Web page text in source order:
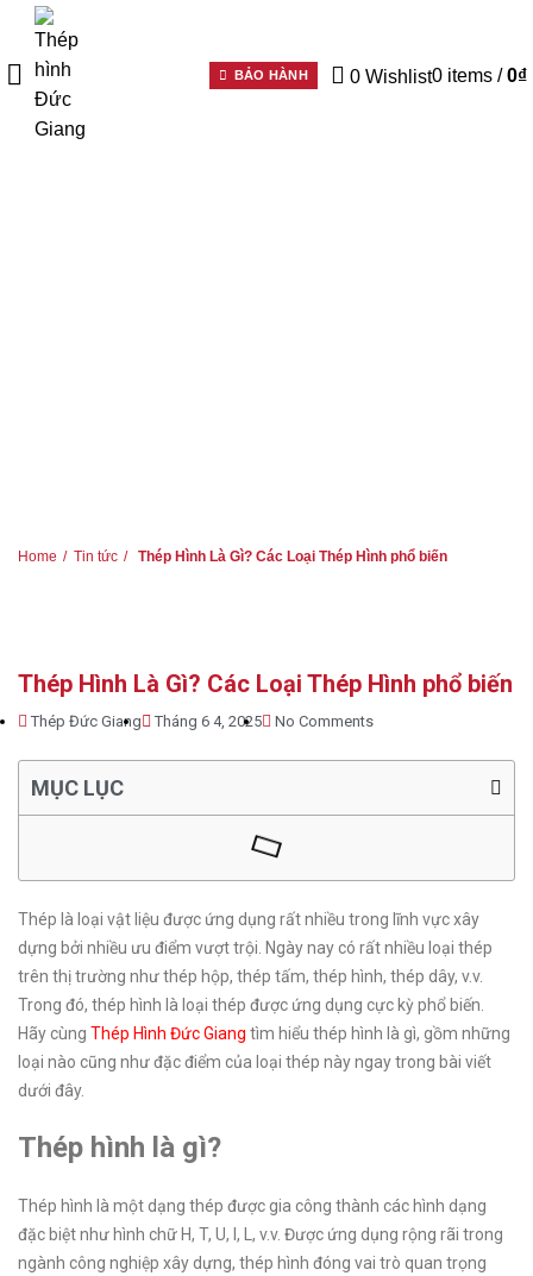
BẢO HÀNH 0 Wishlist0 items / 0₫
Home Tin tức Thép Hình Là Gì? Các Loại Thép Hình phổ biến
Thép Hình Là Gì? Các Loại Thép Hình phổ biến
Thép Đức Giang Tháng 6 4, 2025 No Comments
MỤC LỤC
Thép là loại vật liệu được ứng dụng rất nhiều trong lĩnh vực xây
dựng bởi nhiều ưu điểm vượt trội. Ngày nay có rất nhiều loại thép
trên thị trường như thép hộp, thép tấm, thép hình, thép dây, v.v.
Trong đó, thép hình là loại thép được ứng dụng cực kỳ phổ biến.
Hãy cùng Thép Hình Đức Giang tìm hiểu thép hình là gì, gồm những
loại nào cũng như đặc điểm của loại thép này ngay trong bài viết
dưới đây.
Thép hình là gì?
Thép hình là một dạng thép được gia công thành các hình dạng
đặc biệt như hình chữ H, T, U, I, L, v.v. Được ứng dụng rộng rãi trong
ngành công nghiệp xây dựng, thép hình đóng vai trò quan trọng